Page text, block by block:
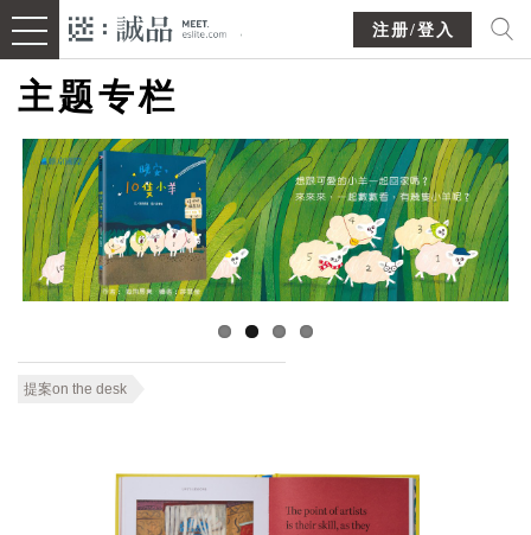
注册/登入
主题专栏
提案on the desk